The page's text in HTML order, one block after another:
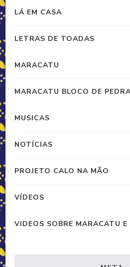
LÁ EM CASA
LETRAS DE TOADAS
MARACATU
MARACATU BLOCO DE
MUSICAS
NOTÍCIAS
PROJETO CALO NA MÃO
VÍDEOS
VIDEOS SOBRE MARACATU E